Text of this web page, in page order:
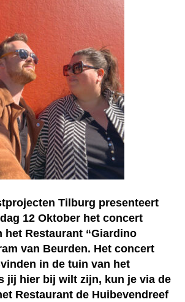
Tilburg presenteert
12 Oktober het concert
het Restaurant “Giardino
van Beurden. Het concert
in de tuin van het
jij hier bij wilt zijn, kun je via de
Restaurant de Huibevendreef